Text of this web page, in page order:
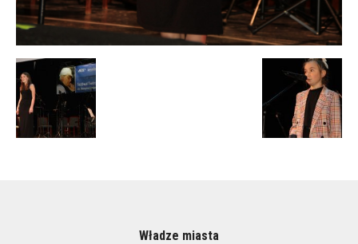
Władze miasta